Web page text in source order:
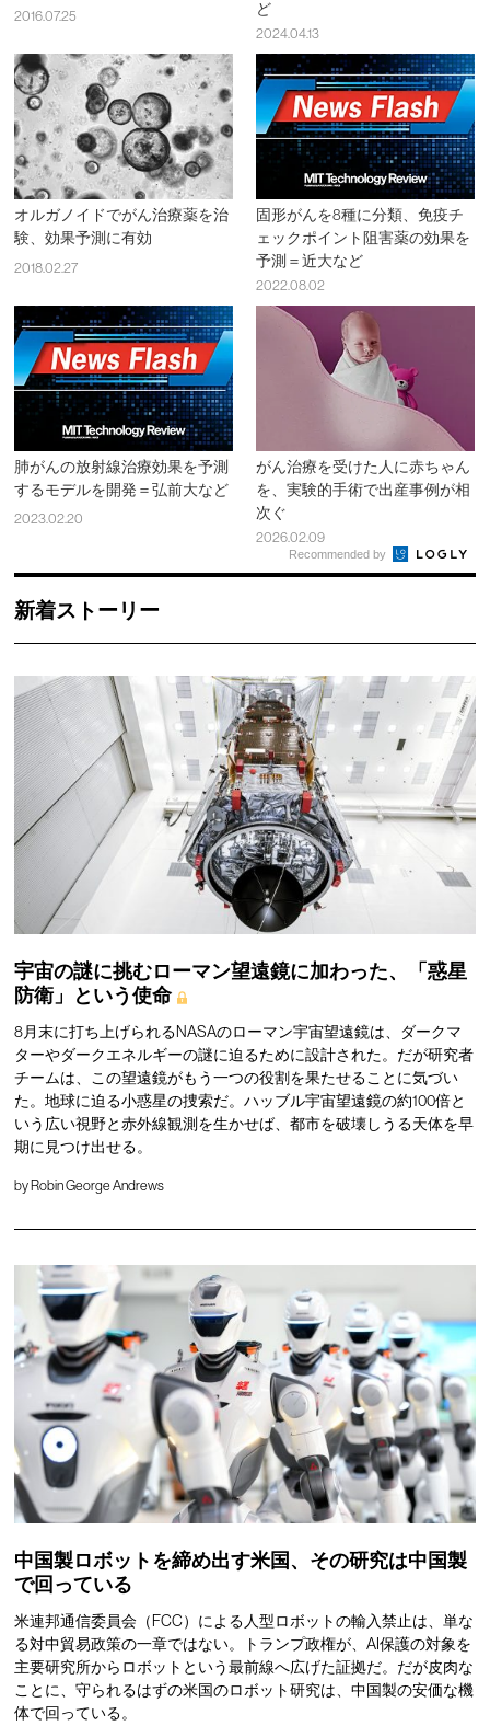
2016.07.25 ど
2024.04.13
オルガノイドでがん治療薬を治
験、効果予測に有効
2018.02.27
固形がんを8種に分類、免疫チ
ェックポイント阻害薬の効果を
予測＝近大など
2022.08.02
肺がんの放射線治療効果を予測
するモデルを開発＝弘前大など
2023.02.20
がん治療を受けた人に赤ちゃん
を、実験的手術で出産事例が相
次ぐ
2026.02.09
Recommended by
新着ストーリー
宇宙の謎に挑むローマン望遠鏡に加わった、「惑星
防衛」という使命
8月末に打ち上げられるNASAのローマン宇宙望遠鏡は、ダークマ
ターやダークエネルギーの謎に迫るために設計された。だが研究者
チームは、この望遠鏡がもう一つの役割を果たせることに気づい
た。地球に迫る小惑星の捜索だ。ハッブル宇宙望遠鏡の約100倍と
いう広い視野と赤外線観測を生かせば、都市を破壊しうる天体を早
期に見つけ出せる。
byRobin George Andrews
中国製ロボットを締め出す米国、その研究は中国製
で回っている
米連邦通信委員会（FCC）による人型ロボットの輸入禁止は、単な
る対中貿易政策の一章ではない。トランプ政権が、AI保護の対象を
主要研究所からロボットという最前線へ広げた証拠だ。だが皮肉な
ことに、守られるはずの米国のロボット研究は、中国製の安価な機
体で回っている。